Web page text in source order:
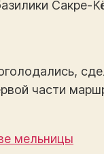
Сакре-
части
мельницы